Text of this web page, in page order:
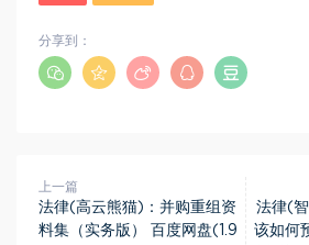
分享到：
上一篇
法律(高云熊猫)：并购重组资
料集（实务版） 百度网盘(1.9
法律(
该如何